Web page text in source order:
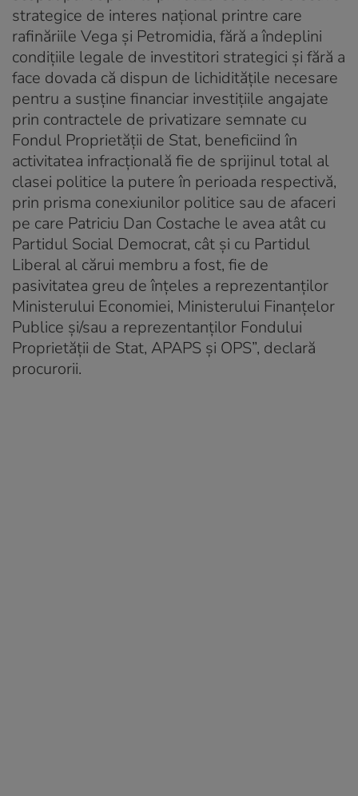
strategice de interes național printre care
rafinăriile Vega și Petromidia, fără a îndeplini
condițiile legale de investitori strategici și fără a
face dovada că dispun de lichiditățile necesare
pentru a susține financiar investițiile angajate
prin contractele de privatizare semnate cu
Fondul Proprietății de Stat, beneficiind în
activitatea infracțională fie de sprijinul total al
clasei politice la putere în perioada respectivă,
prin prisma conexiunilor politice sau de afaceri
pe care Patriciu Dan Costache le avea atât cu
Partidul Social Democrat, cât și cu Partidul
Liberal al cărui membru a fost, fie de
pasivitatea greu de înțeles a reprezentanților
Ministerului Economiei, Ministerului Finanțelor
Publice și/sau a reprezentanților Fondului
Proprietății de Stat, APAPS și OPS”, declară
procurorii.